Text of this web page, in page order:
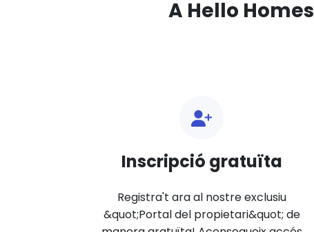
A Hello
Inscripció gratuïta
Registra't ara al nostre exclusiu
&quot;Portal del propietari&quot; de